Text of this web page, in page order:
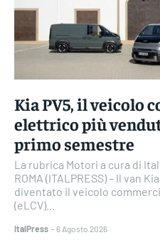
Kia PV5, il veicolo
elettrico più
primo semestre
La rubrica Motori a cura di
ROMA (ITALPRESS) – Il van
diventato il veicolo
(eLCV)...
ItalPress - 6 Agosto 2026